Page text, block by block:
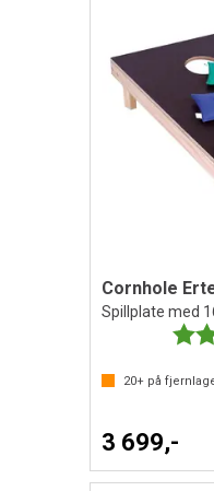
Cornhole
Spillplate med
20+på
3 699,-